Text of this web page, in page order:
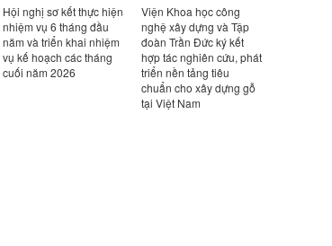
Hội nghị sơ kết thực hiện
nhiệm vụ 6 tháng đầu
năm và triển khai nhiệm
vụ kế hoạch các tháng
cuối năm 2026
Viện Khoa học công
nghệ xây dựng và Tập
đoàn Trần Đức ký kết
hợp tác nghiên cứu, phát
triển nền tảng tiêu
chuẩn cho xây dựng gỗ
tại Việt Nam